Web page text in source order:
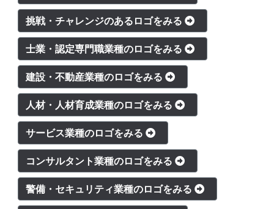
挑戦・チャレンジのあるロゴをみる
士業・認定専門職業種のロゴをみる
建設・不動産業種のロゴをみる
人材・人材育成業種のロゴをみる
サービス業種のロゴをみる
コンサルタント業種のロゴをみる
警備・セキュリティ業種のロゴをみる